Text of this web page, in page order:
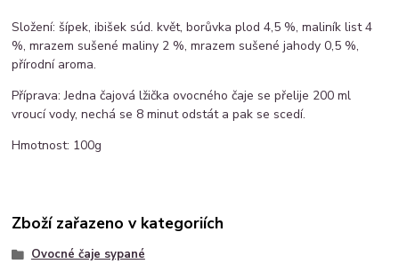
Složení: šípek, ibišek súd. květ, borůvka plod 4,5 %, maliník list 4
%, mrazem sušené maliny 2 %, mrazem sušené jahody 0,5 %,
přírodní aroma.
Příprava: Jedna čajová lžička ovocného čaje se přelije 200 ml
vroucí vody, nechá se 8 minut odstát a pak se scedí.
Hmotnost: 100g
Zboží zařazeno v kategoriích
Ovocné čaje sypané